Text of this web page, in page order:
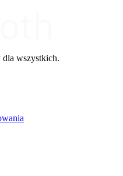
dla wszystkich.